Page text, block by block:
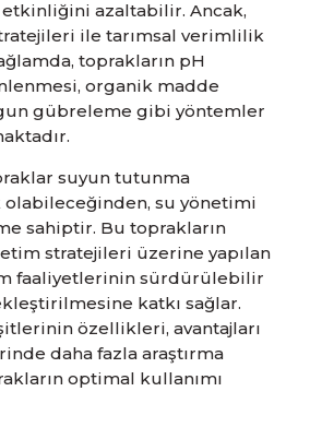
azaltabilir. Ancak,
ile tarımsal verimlilik
toprakların pH
organik madde
gübreleme gibi yöntemler
suyun tutunma
su yönetimi
sahiptir. Bu toprakların
stratejileri üzerine yapılan
faaliyetlerinin sürdürülebilir
katkı sağlar.
özellikleri, avantajları
daha fazla araştırma
optimal kullanımı